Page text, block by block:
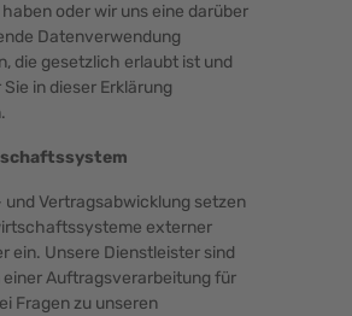
oder wir uns eine darüber
Datenverwendung
die gesetzlich erlaubt ist und
in dieser Erklärung
und Vertragsabwicklung setzen
externer
ein. Unsere Dienstleister sind
einer Auftragsverarbeitung für
Fragen zu unseren